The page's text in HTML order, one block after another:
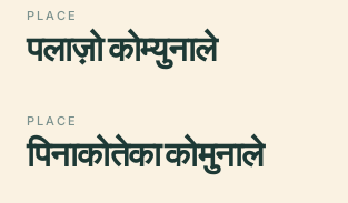
PLACE
पलाज़ो कोम्युनाले
PLACE
पिनाकोतेका कोमुनाले